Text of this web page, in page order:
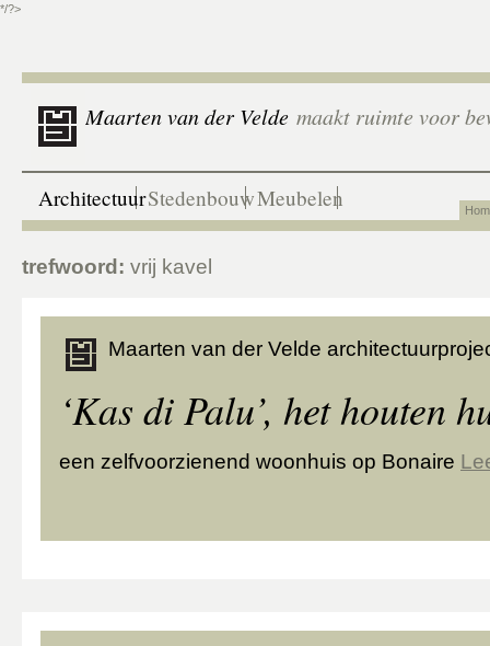
*/?>
Maarten van der Velde maakt ruimte voor
ArchitectuurStedenbouwMeubelen
trefwoord: vrij kavel
Maarten van der Velde
‘Kas di Palu’, het houten
een zelfvoorzienend woonhuis op Bonaire